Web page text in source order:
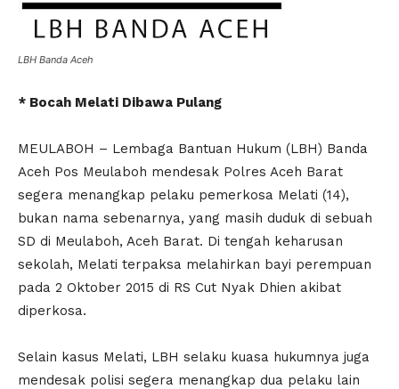
LBH Banda Aceh
* Bocah Melati Dibawa Pulang
MEULABOH – Lembaga Bantuan Hukum (LBH) Banda
Aceh Pos Meulaboh mendesak Polres Aceh Barat
segera menangkap pelaku pemerkosa Melati (14),
bukan nama sebenarnya, yang masih duduk di sebuah
SD di Meulaboh, Aceh Barat. Di tengah keharusan
sekolah, Melati terpaksa melahirkan bayi perempuan
pada 2 Oktober 2015 di RS Cut Nyak Dhien akibat
diperkosa.
Selain kasus Melati, LBH selaku kuasa hukumnya juga
mendesak polisi segera menangkap dua pelaku lain